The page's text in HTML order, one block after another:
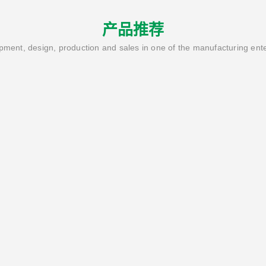
产品推荐
design, production and sales in one of the manufacturing